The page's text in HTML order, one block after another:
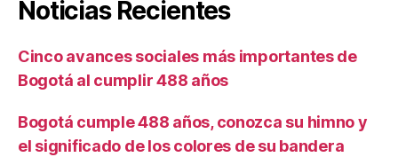
Noticias Recientes
Cinco avances sociales más importantes de
Bogotá al cumplir 488 años
Bogotá cumple 488 años, conozca su himno y
el significado de los colores de su bandera